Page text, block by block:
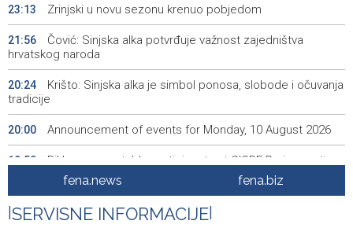
23:13 Zrinjski u novu sezonu krenuo pobjedom
21:56
Čović: Sinjska alka potvrđuje važnost zajedništva
hrvatskog naroda
20:24
Krišto: Sinjska alka je simbol ponosa, slobode i očuvanja
tradicije
20:00 Announcement of events for Monday, 10 August 2026
19:50
BiH among notable participants at CIGRE Paris meeting,
with AI and energy transition in focus
19:35 Bentbaša Cliff Diving 2026 held in Sarajevo
fena.news fena.biz
SERVISNE INFORMACIJE